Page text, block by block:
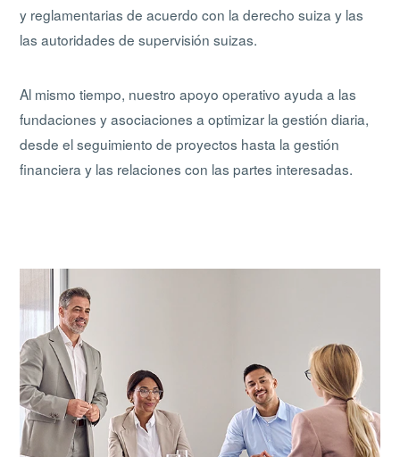
y reglamentarias de acuerdo con la derecho suiza y las
las autoridades de supervisión suizas.
Al mismo tiempo, nuestro apoyo operativo ayuda a las
fundaciones y asociaciones a optimizar la gestión diaria,
desde el seguimiento de proyectos hasta la gestión
financiera y las relaciones con las partes interesadas.